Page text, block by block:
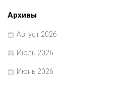
Архивы
Август 2026
Июль 2026
Июнь 2026